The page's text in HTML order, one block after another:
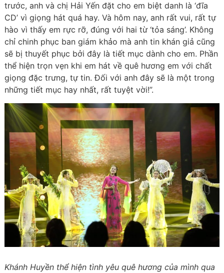
trước, anh và chị Hải Yến đặt cho em biệt danh là ‘đĩa
CD’ vì giọng hát quá hay. Và hôm nay, anh rất vui, rất tự
hào vì thấy em rực rỡ, đúng với hai từ ‘tỏa sáng’. Không
chỉ chinh phục ban giám khảo mà anh tin khán giả cũng
sẽ bị thuyết phục bởi đây là tiết mục dành cho em. Phần
thể hiện trọn vẹn khi em hát về quê hương em với chất
giọng đặc trưng, tự tin. Đối với anh đây sẽ là một trong
những tiết mục hay nhất, rất tuyệt vời!”.
Khánh Huyền thể hiện tình yêu quê hương của mình qua